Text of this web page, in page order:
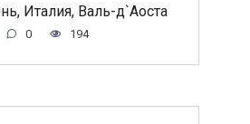
Италия, Валь-д`Аоста
0 194